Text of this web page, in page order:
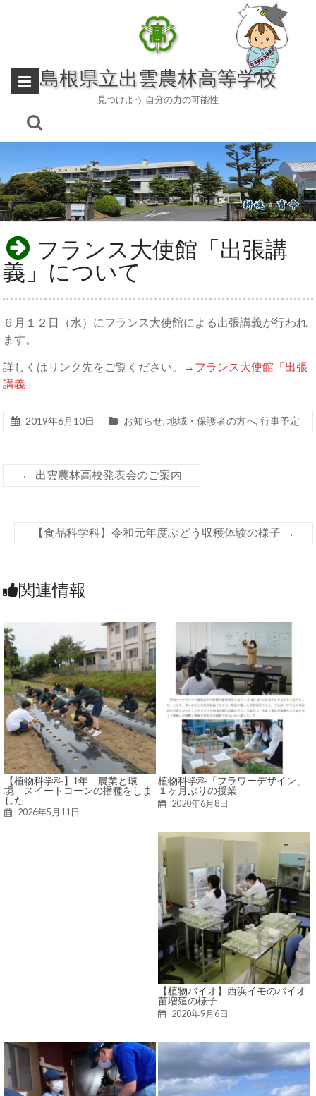
島根県立出雲農林高等学校
見つけよう 自分の力の可能性
フランス大使館「出張講
義」について
６月１２日（水）にフランス大使館による出張講義が行われ
ます。
詳しくはリンク先をご覧ください。→ フランス大使館「出張
講義」
2019年6月10日 お知らせ,地域・保護者の方へ,行事予定
← 出雲農林高校発表会のご案内
【食品科学科】令和元年度ぶどう収穫体験の様子 →
関連情報
【植物科学科】1年 農業と環
境 スイートコーンの播種をしま
した
2026年5月11日
植物科学科「フラワーデザイン」
１ヶ月ぶりの授業
2020年6月8日
【植物バイオ】西浜イモのバイオ
苗増殖の様子
2020年9月6日